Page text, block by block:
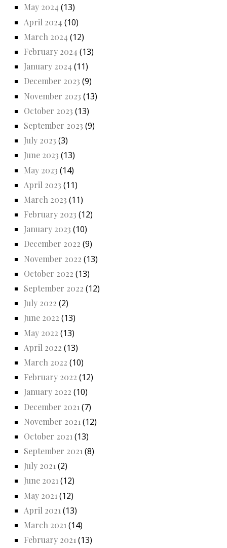
May 2024 (13)
April 2024 (10)
March 2024 (12)
February 2024 (13)
January 2024 (11)
December 2023 (9)
November 2023 (13)
October 2023 (13)
September 2023 (9)
July 2023 (3)
June 2023 (13)
May 2023 (14)
April 2023 (11)
March 2023 (11)
February 2023 (12)
January 2023 (10)
December 2022 (9)
November 2022 (13)
October 2022 (13)
September 2022 (12)
July 2022 (2)
June 2022 (13)
May 2022 (13)
April 2022 (13)
March 2022 (10)
February 2022 (12)
January 2022 (10)
December 2021 (7)
November 2021 (12)
October 2021 (13)
September 2021 (8)
July 2021(2)
June 2021(12)
May 2021 (12)
April 2021 (13)
March 2021 (14)
February 2021(13)